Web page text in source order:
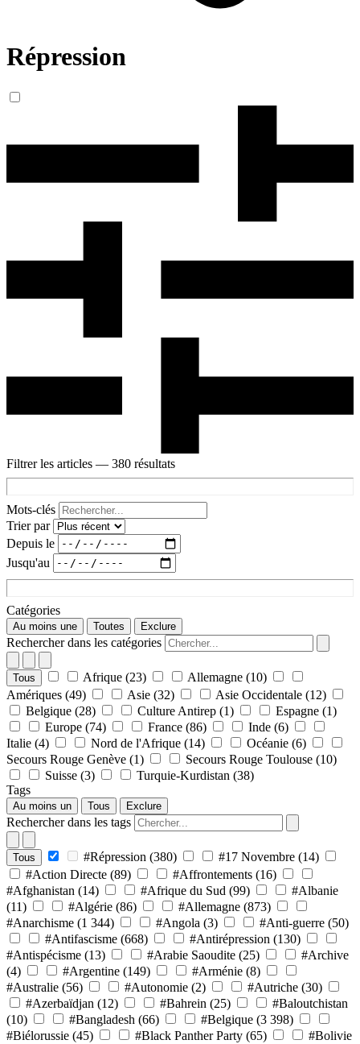
Répression
Filtrer les articles — 380 résultats
Mots-clés
Trier par
Depuis le
Jusqu'au
Catégories
Au moins une Toutes Exclure
Rechercher dans les catégories
Tous Afrique (23) Allemagne (10)
Amériques (49) Asie (32) Asie Occidentale (12)
Belgique (28) Culture Antirep (1) Espagne (1)
Europe (74) France (86) Inde (6)
Italie (4) Nord de l'Afrique (14) Océanie (6)
Secours Rouge Genève (1) Secours Rouge Toulouse (10)
Suisse (3) Turquie-Kurdistan (38)
Tags
Au moins un Tous Exclure
Rechercher dans les tags
Tous #Répression (380) #17 Novembre (14)
#Action Directe (89) #Affrontements (16)
#Afghanistan (14) #Afrique du Sud (99)
#Albanie
(11)
#Algérie (86) #Allemagne (873)
#Anarchisme (1 344) #Angola (3) #Anti-guerre (50)
#Antifascisme (668) #Antirépression (130)
#Antispécisme (13) #Arabie Saoudite (25)
#Archive
(4)
#Argentine (149) #Arménie (8)
#Australie (56) #Autonomie (2) #Autriche (30)
#Azerbaïdjan (12) #Bahrein (25)
#Baloutchistan
(10)
#Bangladesh (66) #Belgique (3 398)
#Biélorussie (45) #Black Panther Party (65)
#Bolivie